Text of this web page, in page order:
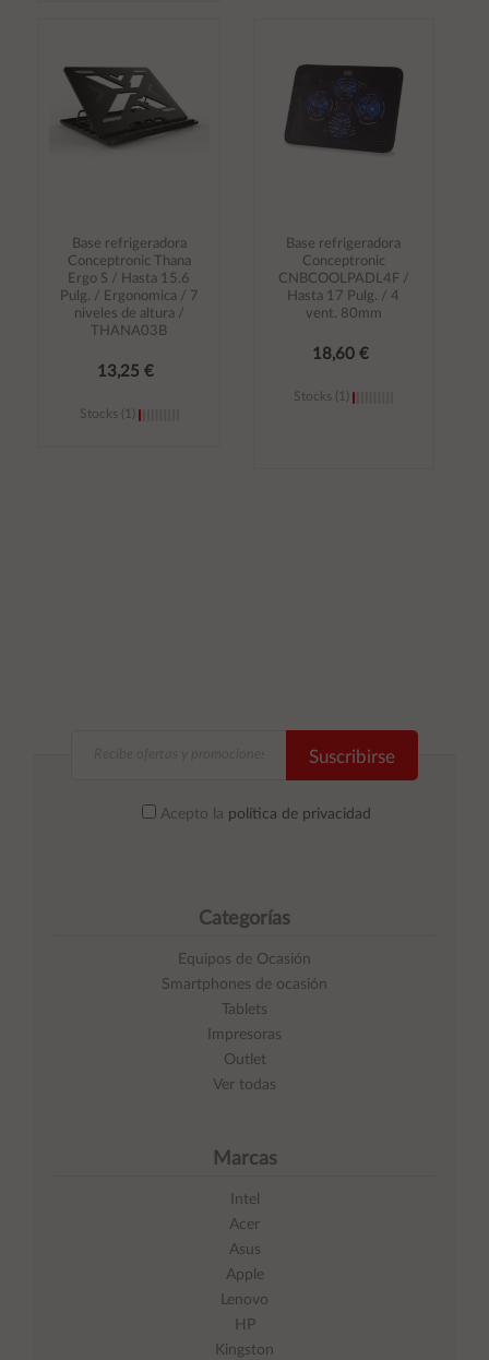
Base refrigeradora
Conceptronic Thana
Ergo S / Hasta 15.6
Pulg. / Ergonomica / 7
niveles de altura /
THANA03B
13,25 €
Stocks (1)
Base refrigeradora
Conceptronic
CNBCOOLPADL4F /
Hasta 17 Pulg. / 4
vent. 80mm
18,60 €
Stocks (1)
Suscribirse
Acepto la política de privacidad
Categorías
Equipos de Ocasión
Smartphones de ocasión
Tablets
Impresoras
Outlet
Ver todas
Marcas
Intel
Acer
Asus
Apple
Lenovo
HP
Kingston